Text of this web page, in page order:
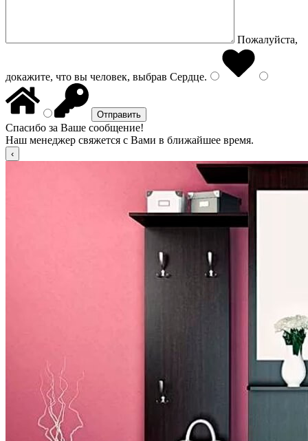
Пожалуйста,
докажите, что вы человек, выбрав Сердце.
Спасибо за Ваше сообщение!
Наш менеджер свяжется с Вами в ближайшее время.